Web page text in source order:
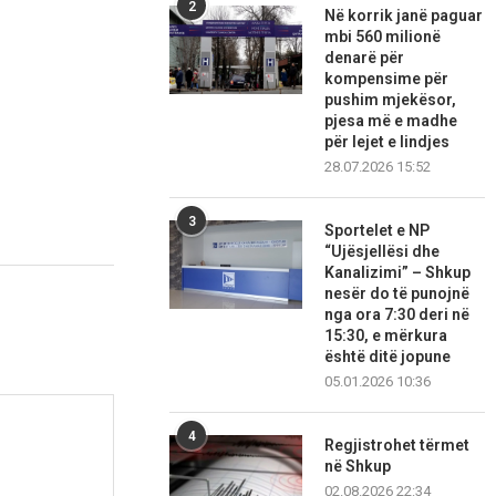
2
Në korrik janë paguar
mbi 560 milionë
denarë për
kompensime për
pushim mjekësor,
pjesa më e madhe
për lejet e lindjes
28.07.2026 15:52
3
Sportelet e NP
“Ujësjellësi dhe
Kanalizimi” – Shkup
nesër do të punojnë
nga ora 7:30 deri në
15:30, e mërkura
është ditë jopune
05.01.2026 10:36
4
Regjistrohet tërmet
në Shkup
02.08.2026 22:34